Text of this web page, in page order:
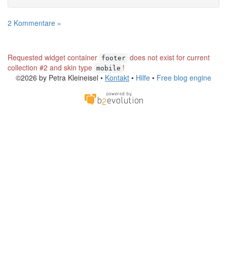
2 Kommentare »
Requested widget container footer does not exist for current
collection #2 and skin type mobile !
©2026 by Petra Kleineisel • Kontakt • Hilfe • Free blog engine